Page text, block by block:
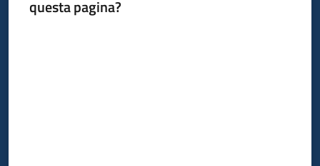
questa pagina?